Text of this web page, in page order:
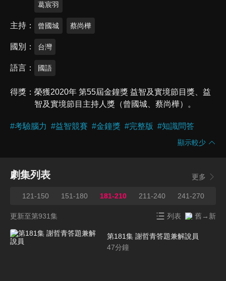
葛宸羽
主持 曾國城 蔡尚樺
國別 台灣
語言 國語
得獎
榮獲2020年 第55屆金鐘獎 益智及實境節目獎、益
智及實境節目主持人獎（曾國城、蔡尚樺）。
#考驗腦力 #益智競賽 #金鐘獎 #完整版 #知識問答
顯示較少
劇集列表 更多
121-150 151-180 181-210 211-240 241-270
更新至第931集 列表 舊→新
第181集 謝哲青答題兼解說員
47分鐘